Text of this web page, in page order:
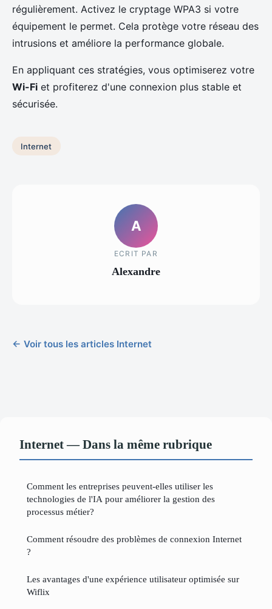
régulièrement. Activez le cryptage WPA3 si votre
équipement le permet. Cela protège votre réseau des
intrusions et améliore la performance globale.
En appliquant ces stratégies, vous optimiserez votre
Wi-Fi et profiterez d'une connexion plus stable et
sécurisée.
Internet
A
ECRIT PAR
Alexandre
← Voir tous les articles Internet
Internet — Dans la même rubrique
Comment les entreprises peuvent-elles utiliser les
technologies de l'IA pour améliorer la gestion des
processus métier?
Comment résoudre des problèmes de connexion Internet
?
Les avantages d'une expérience utilisateur optimisée sur
Wiflix